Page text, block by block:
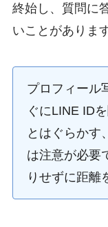
終始し、質問に
いことがあります
プロフィール
ぐにLINE ID
とはぐらかす
は注意が必要
りせずに距離